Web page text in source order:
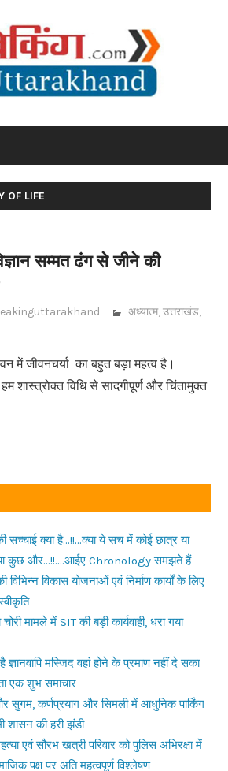
OF LIFE
सम्मत ढंग से जीने की
अध्यात्म,उत्तराखंड,
में जीवनचर्या का बहुत बड़ा महत्व है।
शास्त्रोक्त विधि से सादगीपूर्ण और चिंतामुक्त
सच्चाई क्या है…!!…क्या ये सच में कोई छात्र या
कुछ और…!!….आईए Chronology समझते हैं
विकास योजनाओं एवं निर्माण कार्यों के लिए
मामले में SIT की बड़ी कार्यवाही, धरा गया
ज्ञानवापि मस्जिद वहां होने के प्रमाण नहीं दे सका
एक शुभ समाचार
और सुगम, कर्णप्रयाग और सिमली में आधुनिक पार्किंग
शासन की हरी झंडी
एवं सौरभ खत्री परिवार को पुलिस अभिरक्षा में
पक्ष पर अति महत्वपूर्ण विश्लेषण